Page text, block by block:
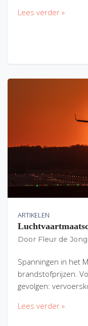
Lees verder »
ARTIKELEN
Door Fleur de Jong
Spanningen in het
brandstofprijzen.
gevolgen:
Lees verder »